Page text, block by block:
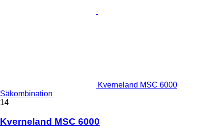
Kverneland MSC 6000
Säkombination
14
Kverneland MSC 6000